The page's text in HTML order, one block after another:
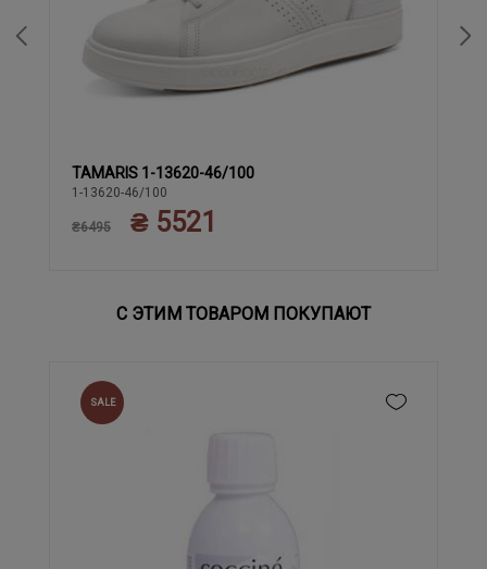
40 41 42 43 44
TAMARIS 1-13620-46/100
1-13620-46/100
₴6495 ₴ 5521
С ЭТИМ ТОВАРОМ ПОКУПАЮТ
SALE